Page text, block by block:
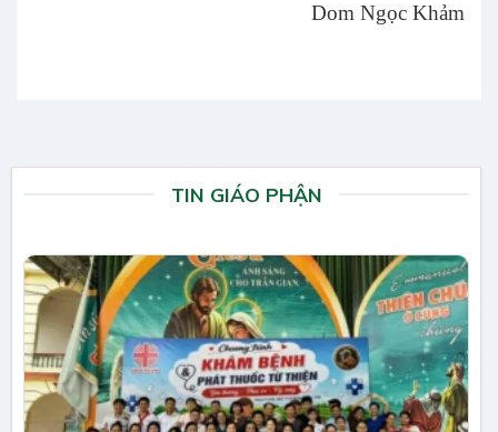
Dom Ngọc Khảm
TIN GIÁO PHẬN